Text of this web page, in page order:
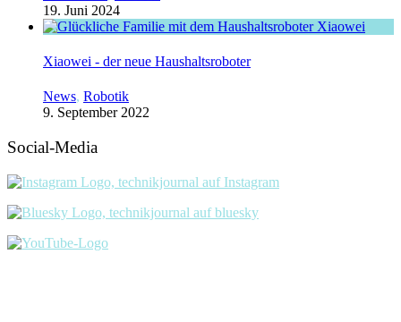
19. Juni 2024
Xiaowei - der neue Haushaltsroboter
News, Robotik
9. September 2022
Social-Media